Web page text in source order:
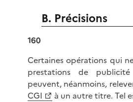
B. Précisions
160
Certaines opérations qui
prestations de
peuvent, néanmoins,
CGI
à un autre titre. Tel